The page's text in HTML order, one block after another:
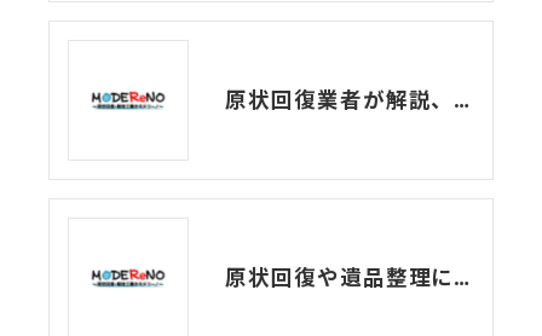
原状回復業者が解説、遺品整理で出た遺品の分類方法
原状回復や遺品整理においてよくあるトラブルって？